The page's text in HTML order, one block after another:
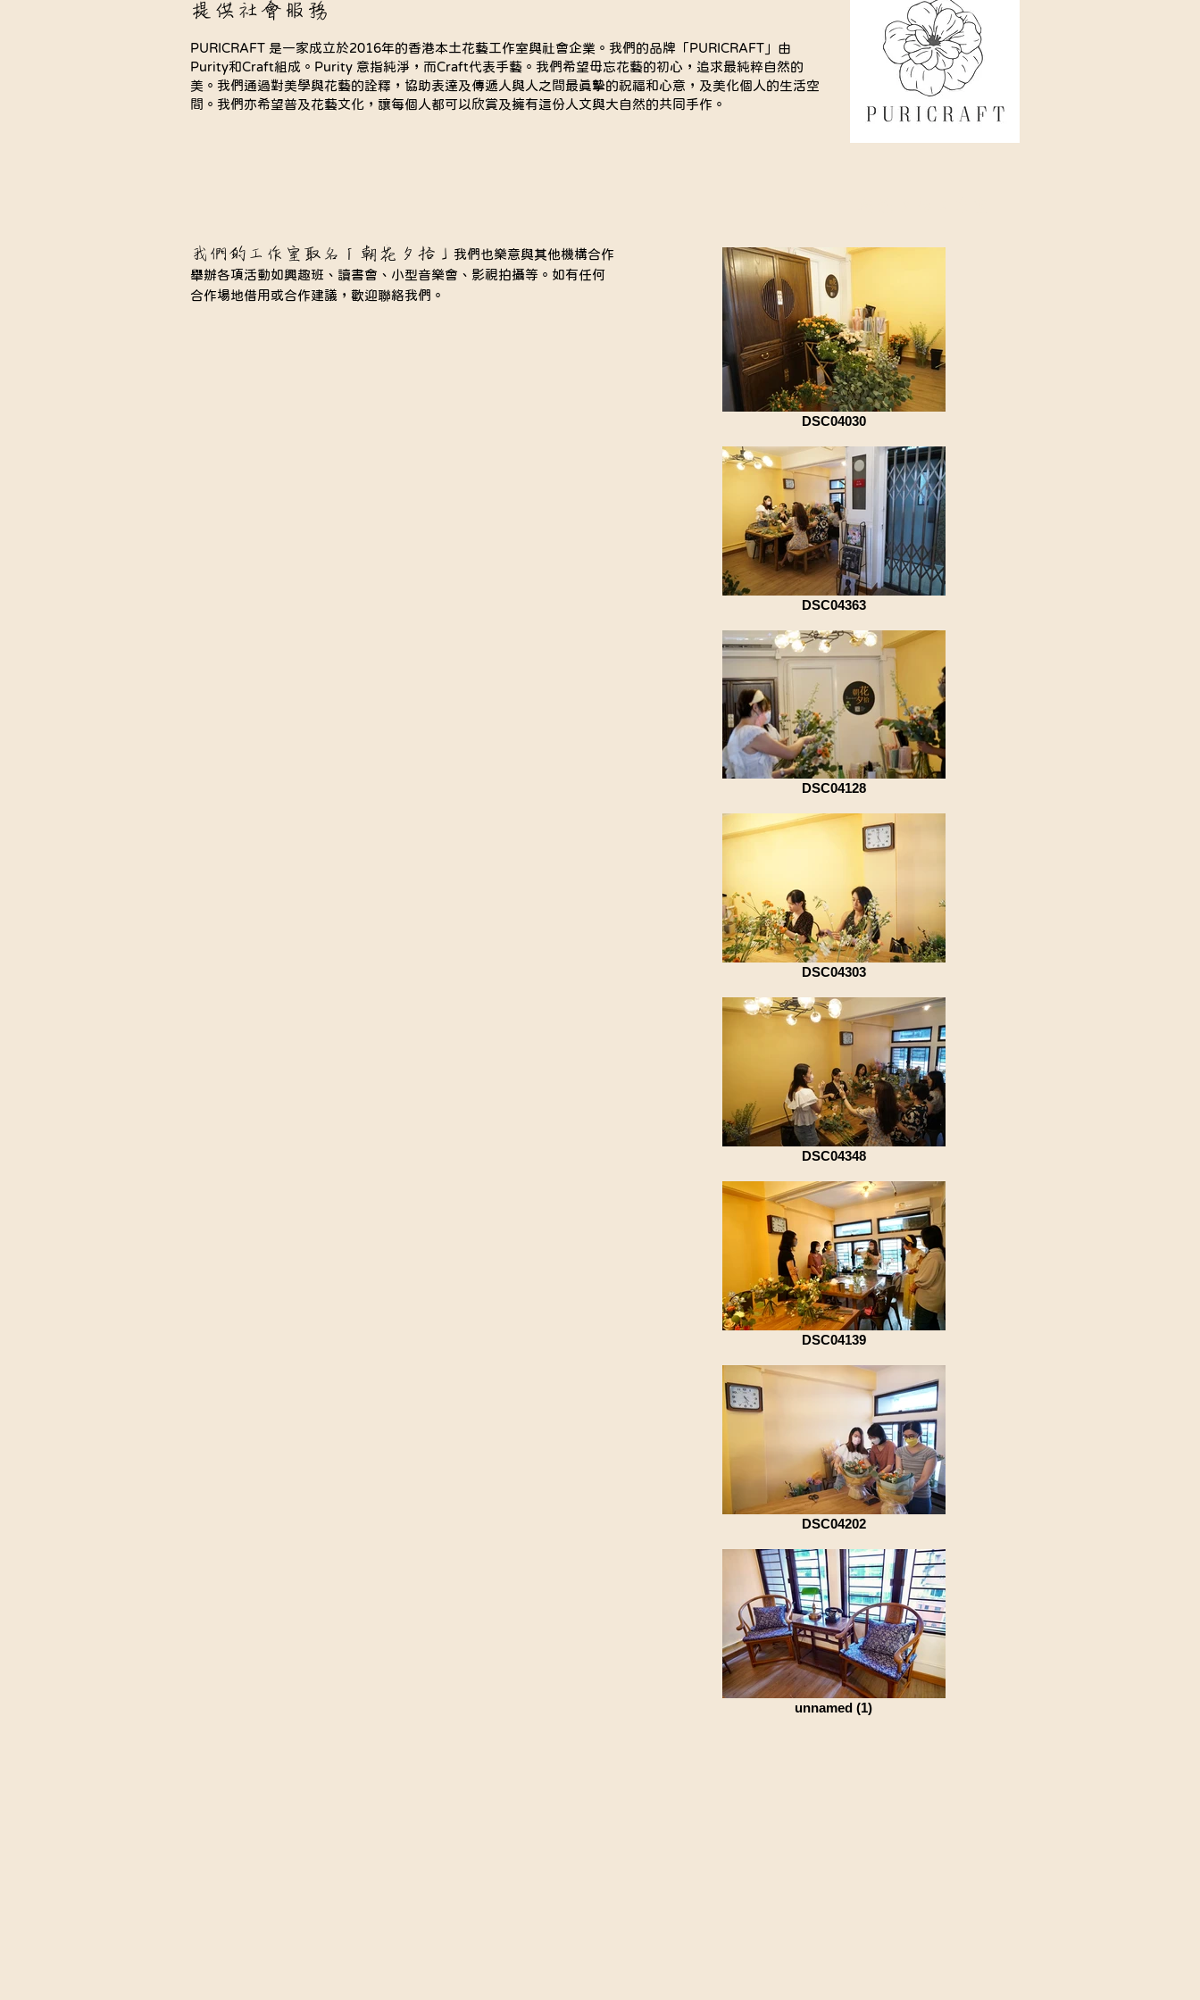
提供社會服務
PURICRAFT 是一家成立於2016年的香港本土花藝工作室與社會企業。我們的品牌「PURICRAFT」由
Purity和Craft組成。Purity 意指純淨，而Craft代表手藝。我們希望毋忘花藝的初心，追求最純粹自然的
美。我們通過對美學與花藝的詮釋，協助表達及傳遞人與人之間最真摯的祝福和心意，及美化個人的生活空
間。我們亦希望普及花藝文化，讓每個人都可以欣賞及擁有這份人文與大自然的共同手作。
我們的工作室取名「朝花夕拾」 我們也樂意與其他機構合作
舉辦各項活動如興趣班、讀書會、小型音樂會、影視拍攝等。如有任何
合作場地借用或合作建議，歡迎聯絡我們。
DSC04030
DSC04363
DSC04128
DSC04303
DSC04348
DSC04139
DSC04202
unnamed (1)